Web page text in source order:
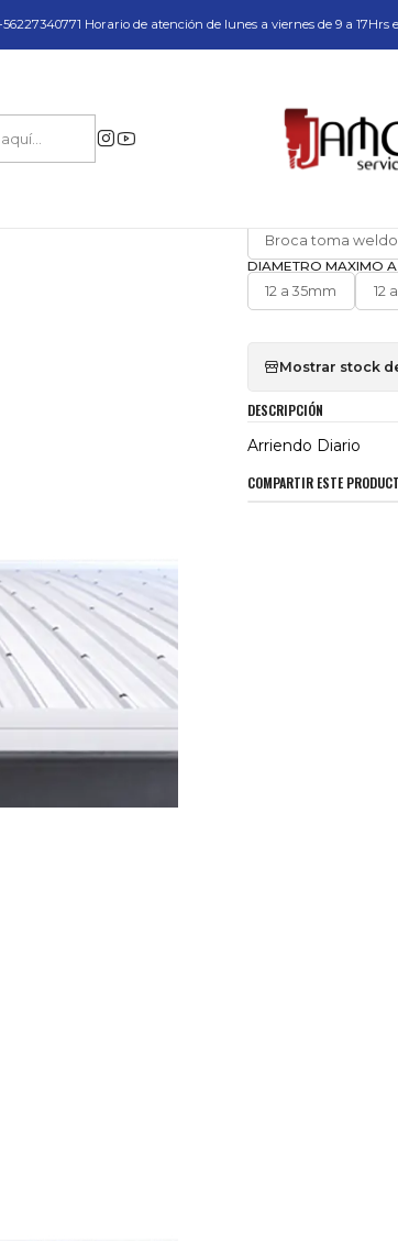
Servicio Técnico
Horario de atención de lunes a viernes de 9 a
Taladro
Broca toma
DIAMETRO MAXIMO
12 a 35mm
12
Mostrar stock
DESCRIPCIÓN
Arriendo Diario
COMPARTIR ESTE